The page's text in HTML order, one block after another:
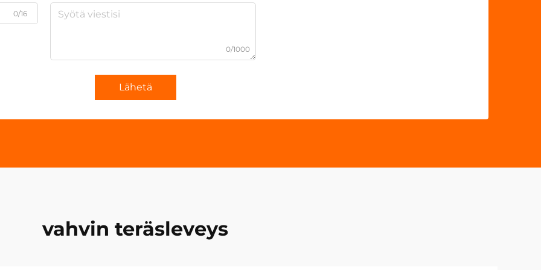
0/16
0/1000
Lähetä
vahvin teräsleveys